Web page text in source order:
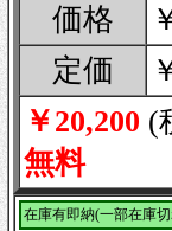
価格
定価
￥20,200 (
無料
在庫有即納(一部在庫